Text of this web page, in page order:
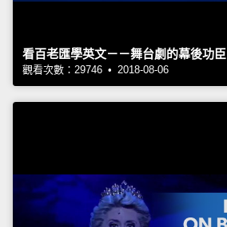
看百老匯學英文－－舞台劇的幕後功臣
觀看次數：29746 • 2018-08-06